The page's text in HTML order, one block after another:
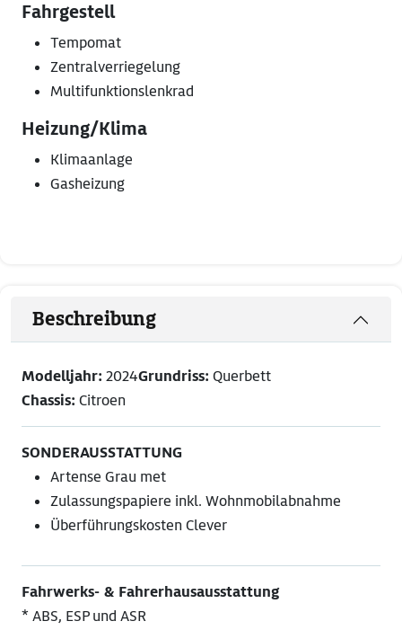
Fahrgestell
Tempomat
Zentralverriegelung
Multifunktionslenkrad
Heizung/Klima
Klimaanlage
Gasheizung
Beschreibung
Modelljahr: 2024Grundriss: Querbett
Chassis: Citroen
SONDERAUSSTATTUNG
Artense Grau met
Zulassungspapiere inkl. Wohnmobilabnahme
Überführungskosten Clever
Fahrwerks‑ & Fahrerhausausstattung
* ABS, ESP und ASR